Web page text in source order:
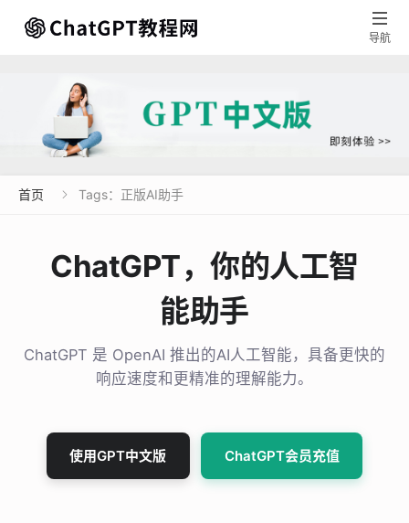

导航
首页  Tags：正版AI助手
ChatGPT，你的人工智
能助手
ChatGPT 是 OpenAI 推出的AI人工智能，具备更快的
响应速度和更精准的理解能力。
使用GPT中文版 ChatGPT会员充值